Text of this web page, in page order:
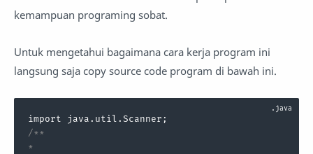
kemampuan programing sobat.
Untuk mengetahui bagaimana cara kerja program ini
langsung saja copy source code program di bawah ini.
/**
*